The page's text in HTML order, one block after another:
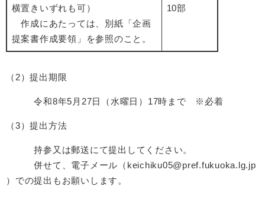
横置きいずれも可）
作成にあたっては、別紙「企画
提案書作成要領」を参照のこと。
10部
（2）提出期限
令和8年5月27日（水曜日）17時まで ※必着
（3）提出方法
持参又は郵送にて提出してください。
併せて、電子メール（keichiku05@pref.fukuoka.lg.jp​
）での提出もお願いします。